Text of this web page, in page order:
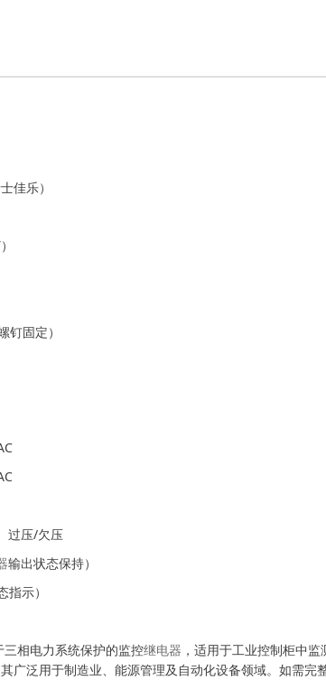
佳乐）
固定）
过压/欠压
输出状态保持）
示）
相电力系统保护的监控继电器 ，适用于工业控制柜中
广泛用于制造业、能源管理及自动化设备领域。如需完